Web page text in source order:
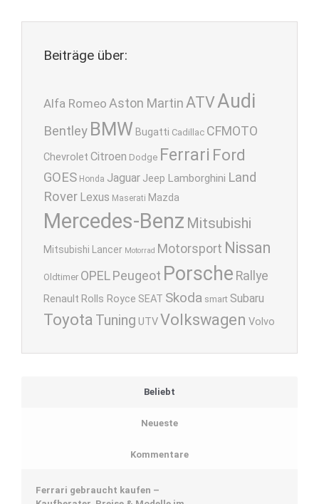
Beiträge über:
Alfa Romeo Aston Martin ATVAudi
Bentley BMW Bugatti Cadillac CFMOTO
Chevrolet Citroen Dodge Ferrari Ford
GOES Honda Jaguar Jeep Lamborghini Land
Rover Lexus Maserati Mazda
Mercedes-Benz Mitsubishi
Mitsubishi Lancer Motorrad Motorsport Nissan
Oldtimer OPELPeugeot Porsche Rallye
Renault Rolls Royce SEAT Skoda smart Subaru
Toyota Tuning UTVVolkswagen Volvo
Beliebt
Neueste
Kommentare
Ferrari gebraucht kaufen –